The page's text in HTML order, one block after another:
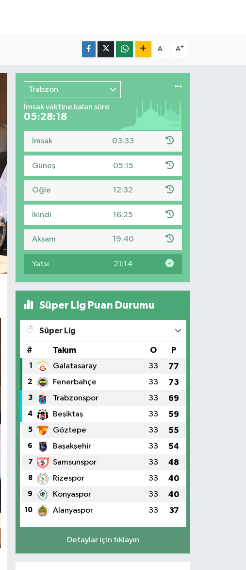
A- A+
Trabzon
İmsak vaktine kalan süre
05:28:16
İmsak 03:33
Güneş 05:15
Öğle 12:32
İkindi 16:25
Akşam 19:40
Yatsı 21:14
Süper Lig Puan Durumu
Süper Lig
# Takım O P
1 Galatasaray 33 77
2 Fenerbahçe 33 73
3 Trabzonspor 33 69
4 Beşiktaş 33 59
5 Göztepe 33 55
6 Başakşehir 33 54
7 Samsunspor 33 48
8 Rizespor 33 40
9 Konyaspor 33 40
10 Alanyaspor 33 37
Detaylar için tıklayın